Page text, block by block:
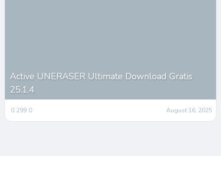
Active UNERASER Ultimate Download Gratis
25.1.4
0 299 0 August 16, 2025